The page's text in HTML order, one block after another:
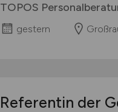
TOPOS
gestern
Referentin der